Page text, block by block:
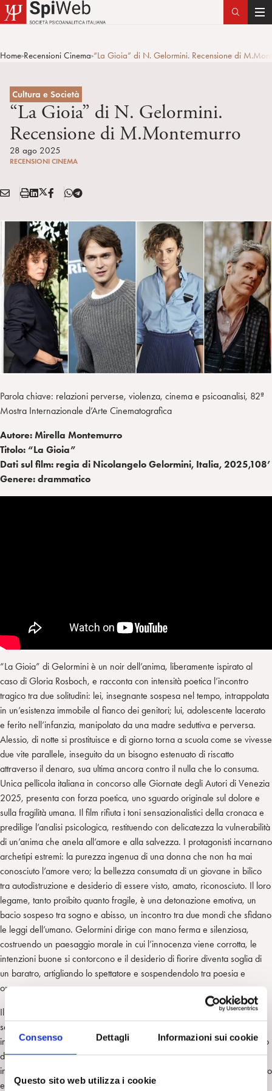
Consenso Dettagli Informazioni sui cookie
Questo sito web utilizza i cookie
T
g
o
n
Home>Recensioni Cinema>“La Gioia” di N. Gelormini. Recensione di
Cultura e Società
“La Gioia” di N. Gelormini.
Recensione di M.Montemurro
28 ago 2025
RECENSIONI CINEMA
Condividi:
E
A
S
a
m
p
a
L
n
k
e
d
i
X
T
w
i
t
t
e
F
T
l
r
Parola chiave: relazioni perverse, violenza, cinema e psicoanalisi, 82ª
Mostra Internazionale d’Arte Cinematografica
Autore: Mirella Montemurro
Titolo: “La Gioia”
Dati sul film: regia di Nicolangelo Gelormini, Italia, 2025,108’
Genere: drammatico
“La Gioia” di Gelormini è un noir dell’anima, liberamente ispirato al
caso di Gloria Rosboch, e racconta con intensità poetica l’incontro
tragico tra due solitudini: lei, insegnante sospesa nel tempo, intrappolata
in un’esistenza immobile al fianco dei genitori; lui, adolescente lacerato
e ferito nell’infanzia, manipolato da una madre seduttiva e perversa.
Alessio, di notte si prostituisce e di giorno torna a scuola come se vivesse
due vite parallele, inseguito da un bisogno estenuato di riscatto
attraverso il denaro, sua ultima ancora contro il nulla che lo consuma.
Unica pellicola italiana in concorso alle Giornate degli Autori di Venezia
2025, presenta con forza poetica, uno sguardo originale sul dolore e
sulla fragilità umana. Il film rifiuta i toni sensazionalistici della cronaca e
predilige l’analisi psicologica, restituendo con delicatezza la vulnerabilità
di un’anima che anela all’amore e alla salvezza. I protagonisti incarnano
archetipi estremi: la purezza ingenua di una donna che non ha mai
conosciuto l’amore vero; la bellezza consumata di un giovane in bilico
tra autodistruzione e desiderio di essere visto, amato, riconosciuto. Il loro
legame, tanto proibito quanto fragile, è una detonazione emotiva, un
bacio sospeso tra sogno e abisso, un incontro tra due mondi che sfidano
le leggi dell’umano. Gelormini dirige con mano ferma e silenziosa,
costruendo un paesaggio morale in cui l’innocenza viene corrotta, le
intenzioni buone si contorcono e il desiderio di fiorire diventa soglia di
un baratro, artigliando lo spettatore e sospendendolo tra poesia e
orrore.
Il film esplora con intensità la loro relazione ambigua: lei dolce e
sensibile, come un’eroina fuori tempo, lui affamato di affetto e denaro,
incapace di riconoscere la tenerezza, inconsapevole e angosciato, «sto
da Dio», risponde a un professore che indaga sulla sua condizione
interiore. Il desiderio di Alessio non è solo materiale, ma nasce dal vuoto
e dall’impotenza infantile: Sandra Filippini, nel suo libro